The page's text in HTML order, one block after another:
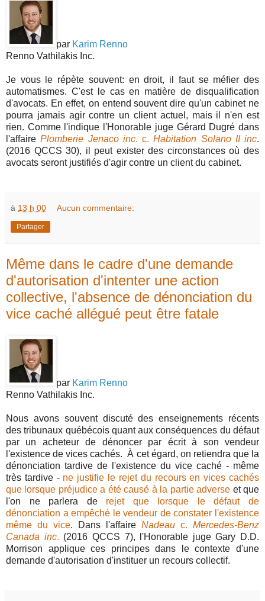
par Karim Renno
Renno Vathilakis Inc.
Je vous le répète souvent: en droit, il faut se méfier des
automatismes. C'est le cas en matière de disqualification
d'avocats. En effet, on entend souvent dire qu'un cabinet ne
pourra jamais agir contre un client actuel, mais il n'en est
rien. Comme l'indique l'Honorable juge Gérard Dugré dans
l'affairePlomberie Jenaco inc. c.Habitation Solano II inc.
(2016 QCCS 30), il peut exister des circonstances où des
avocats seront justifiés d'agir contre un client du cabinet.
à 13 h 00 Aucun commentaire:
Partager
Même dans le cadre d'une demande
d'autorisation d'intenter une action
collective, l'absence de dénonciation du
vice caché allégué peut être fatale
par Karim Renno
Renno Vathilakis Inc.
Nous avons souvent discuté des enseignements récents
des tribunaux québécois quant aux conséquences du défaut
par un acheteur de dénoncer par écrit à son vendeur
l'existence de vices cachés. À cet égard, on retiendra que la
dénonciation tardive de l'existence du vice caché - même
très tardive -ne justifie le rejet du recours en vices cachés
que lorsque préjudice a été causé à la partie adverse et que
l'on ne parlera de rejet que lorsque le défaut de
dénonciation a empêché le vendeur de constater l'existence
même du vice. Dans l'affaire Nadeau c. Mercedes-Benz
Canada inc. (2016 QCCS 7), l'Honorable juge Gary D.D.
Morrison applique ces principes dans le contexte d'une
demande d'autorisation d'instituer un recours collectif.